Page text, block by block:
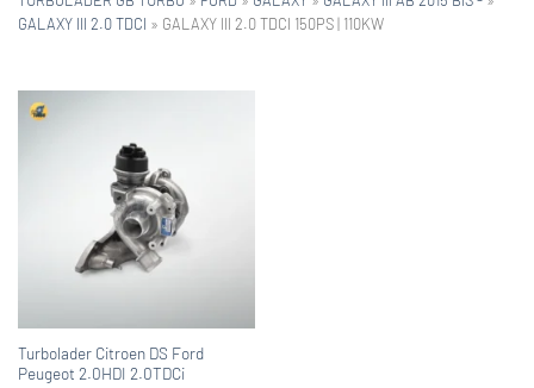
GALAXY III 2.0 TDCI » GALAXY III 2.0 TDCI 150PS | 110KW
Turbolader Citroen DS Ford
Peugeot 2.0HDI 2.0TDCi